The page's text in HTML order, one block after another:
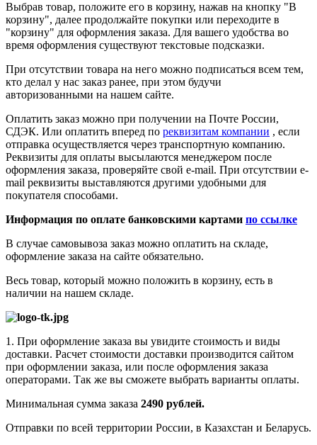
Выбрав товар, положите его в корзину, нажав на кнопку "В
корзину", далее продолжайте покупки или переходите в
"корзину" для оформления заказа. Для вашего удобства во
время оформления существуют текстовые подсказки.
При отсутствии товара на него можно подписаться всем тем,
кто делал у нас заказ ранее, при этом будучи
авторизованными на нашем сайте.
Оплатить заказ можно при получении на Почте России,
СДЭК. Или оплатить вперед по реквизитам компании , если
отправка осуществляется через транспортную компанию.
Реквизиты для оплаты высылаются менеджером после
оформления заказа, проверяйте свой e-mail. При отсутствии e-
mail реквизиты выставляются другими удобными для
покупателя способами.
Информация по оплате банковскими картами по ссылке
В случае самовывоза заказ можно оплатить на складе,
оформление заказа на сайте обязательно.
Весь товар, который можно положить в корзину, есть в
наличии на нашем складе.
1. При оформление заказа вы увидите стоимость и виды
доставки. Расчет стоимости доставки производится сайтом
при оформлении заказа, или после оформления заказа
операторами. Так же вы сможете выбрать варианты оплаты.
Минимальная сумма заказа 2490 рублей.
Отправки по всей территории России, в Казахстан и Беларусь.